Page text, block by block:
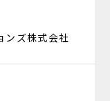
ンズ株式会社